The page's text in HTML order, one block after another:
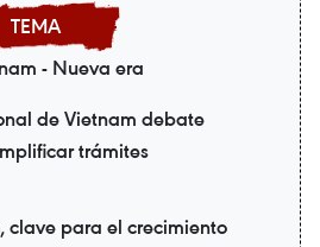
- Nueva era
de Vietnam debate
trámites
clave para el crecimiento